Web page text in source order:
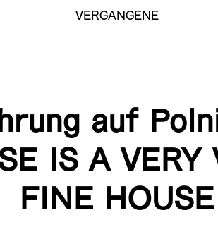
VERGANGENE
auf
IS A VERY
FINE HOUSE